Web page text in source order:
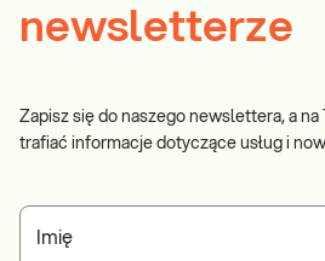
newsletterze
Zapisz się do naszego newslettera, a
trafiać informacje dotyczące usług i
Imię